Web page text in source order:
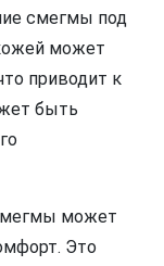
смегмы под
может
приводит к
быть
может
Это